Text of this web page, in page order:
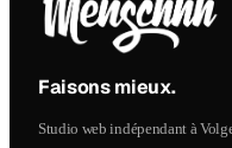
Faisons mieux.
Studio web indépendant à